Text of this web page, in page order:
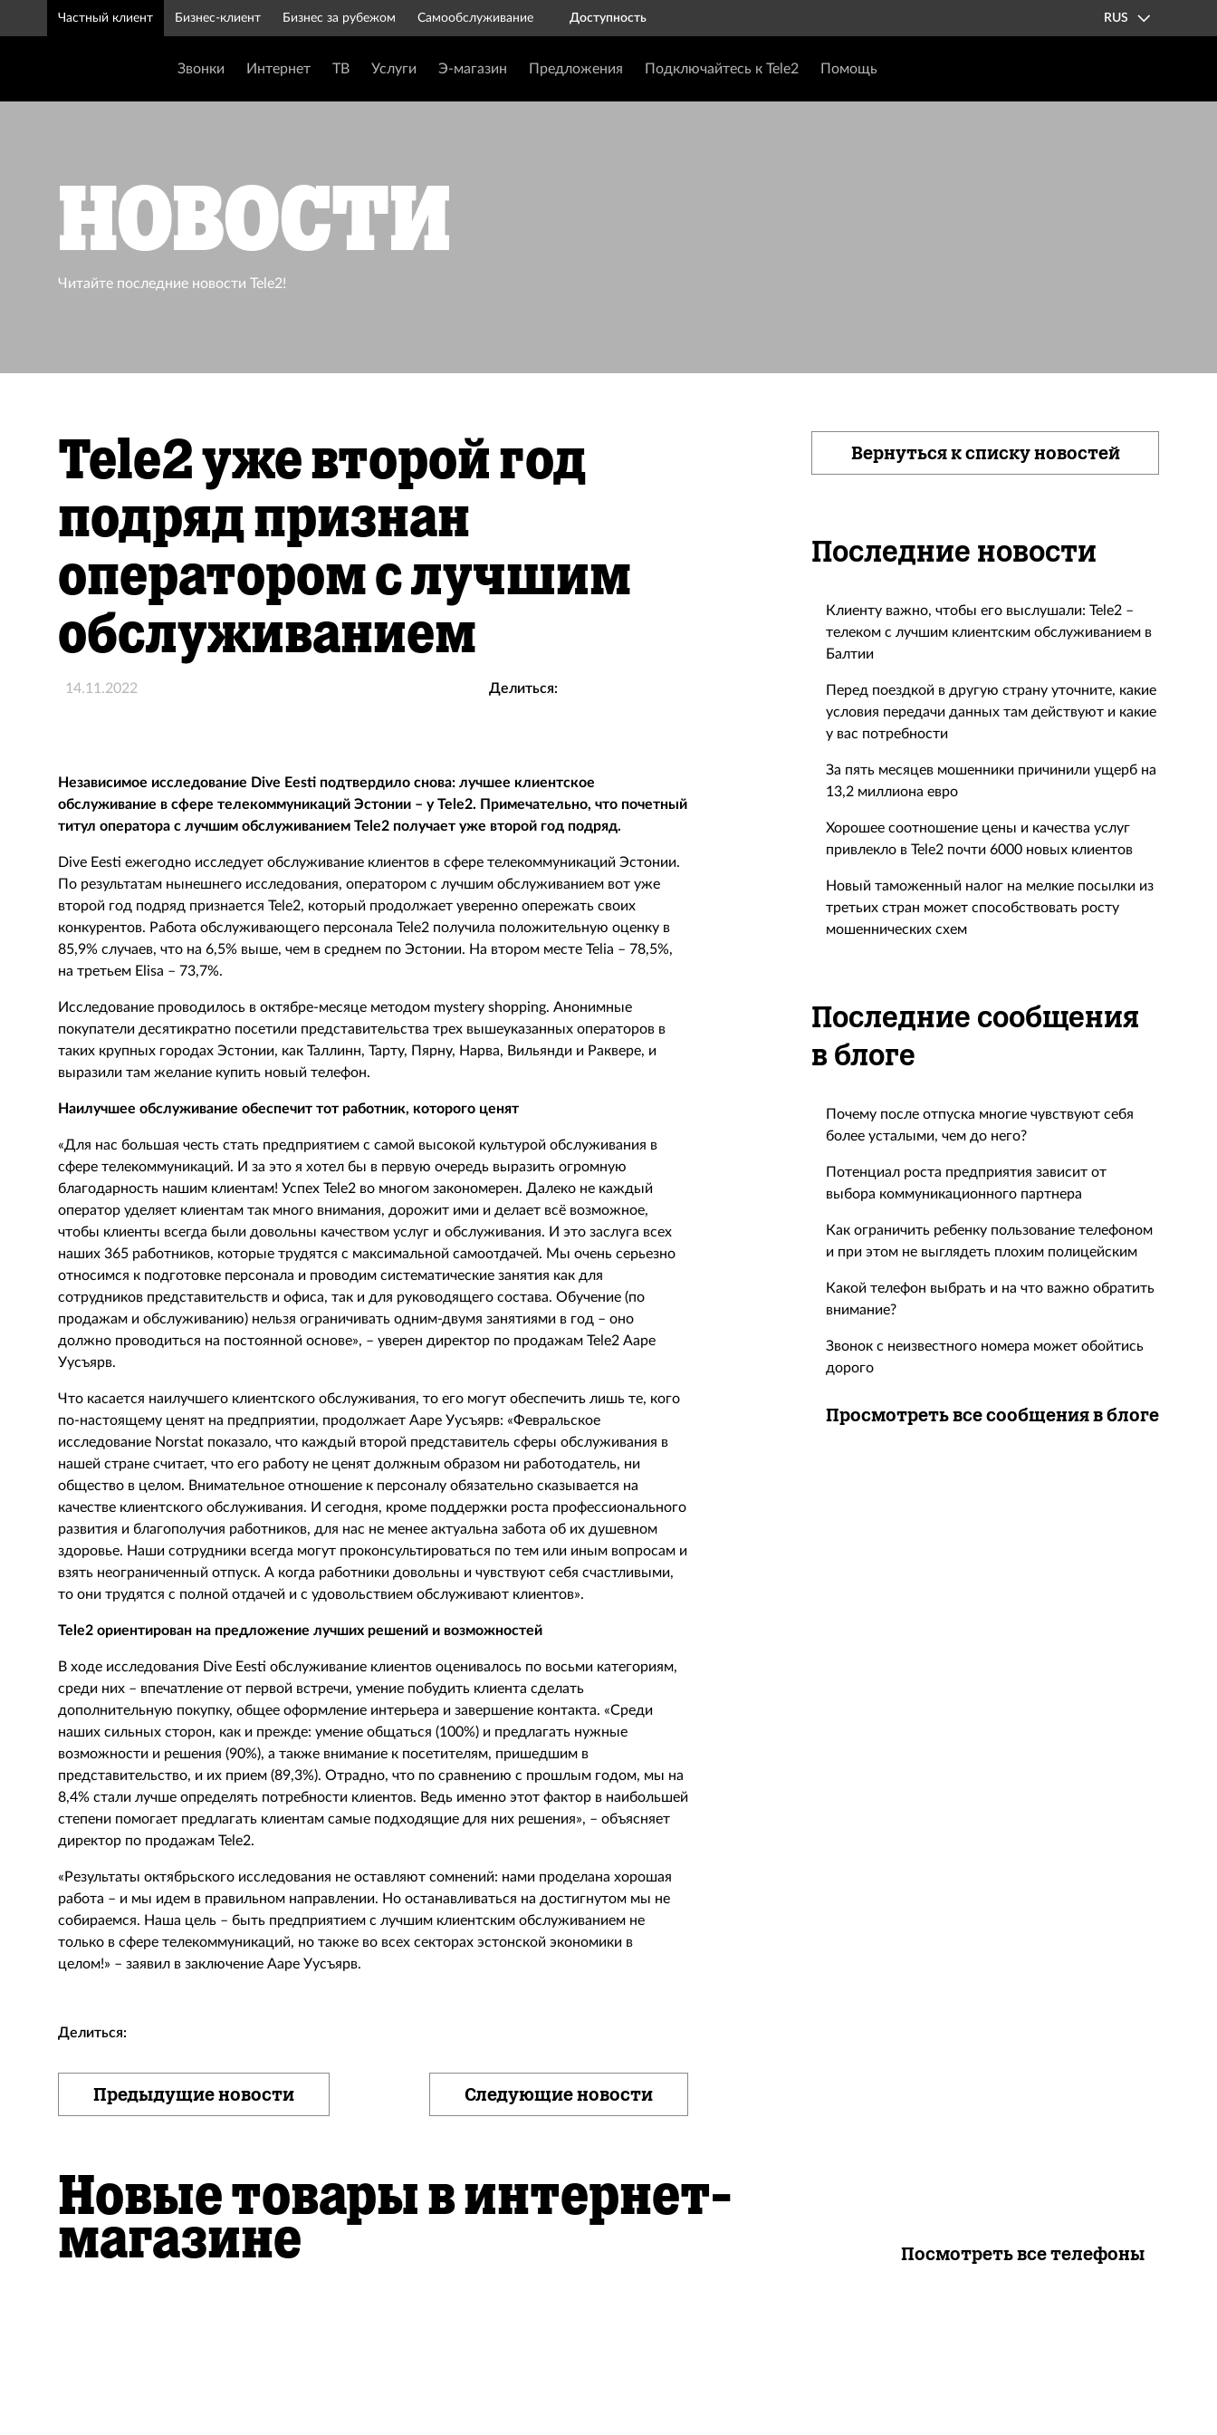
Частный клиент Бизнес-клиент Бизнес за рубежом Самообслуживание Доступность RUS
Звонки Интернет ТВ Услуги Э-магазин Предложения Подключайтесь к Tele2 Помощь
Новости
Читайте последние новости Tele2!
Tele2 уже второй год
подряд признан
оператором с лучшим
обслуживанием
14.11.2022 Делиться:
Независимое исследование Dive Eesti подтвердило снова: лучшее клиентское
обслуживание в сфере телекоммуникаций Эстонии – у Tele2. Примечательно, что почетный
титул оператора с лучшим обслуживанием Tele2 получает уже второй год подряд.
Dive Eesti ежегодно исследует обслуживание клиентов в сфере телекоммуникаций Эстонии.
По результатам нынешнего исследования, оператором с лучшим обслуживанием вот уже
второй год подряд признается Tele2, который продолжает уверенно опережать своих
конкурентов. Работа обслуживающего персонала Tele2 получила положительную оценку в
85,9% случаев, что на 6,5% выше, чем в среднем по Эстонии. На втором месте Telia – 78,5%,
на третьем Elisa – 73,7%.
Исследование проводилось в октябре-месяце методом mystery shopping. Анонимные
покупатели десятикратно посетили представительства трех вышеуказанных операторов в
таких крупных городах Эстонии, как Таллинн, Тарту, Пярну, Нарва, Вильянди и Раквере, и
выразили там желание купить новый телефон.
Наилучшее обслуживание обеспечит тот работник, которого ценят
«Для нас большая честь стать предприятием с самой высокой культурой обслуживания в
сфере телекоммуникаций. И за это я хотел бы в первую очередь выразить огромную
благодарность нашим клиентам! Успех Tele2 во многом закономерен. Далеко не каждый
оператор уделяет клиентам так много внимания, дорожит ими и делает всё возможное,
чтобы клиенты всегда были довольны качеством услуг и обслуживания. И это заслуга всех
наших 365 работников, которые трудятся с максимальной самоотдачей. Мы очень серьезно
относимся к подготовке персонала и проводим систематические занятия как для
сотрудников представительств и офиса, так и для руководящего состава. Обучение (по
продажам и обслуживанию) нельзя ограничивать одним-двумя занятиями в год – оно
должно проводиться на постоянной основе», – уверен директор по продажам Tele2 Ааре
Уусъярв.
Что касается наилучшего клиентского обслуживания, то его могут обеспечить лишь те, кого
по-настоящему ценят на предприятии, продолжает Ааре Уусъярв: «Февральское
исследование Norstat показало, что каждый второй представитель сферы обслуживания в
нашей стране считает, что его работу не ценят должным образом ни работодатель, ни
общество в целом. Внимательное отношение к персоналу обязательно сказывается на
качестве клиентского обслуживания. И сегодня, кроме поддержки роста профессионального
развития и благополучия работников, для нас не менее актуальна забота об их душевном
здоровье. Наши сотрудники всегда могут проконсультироваться по тем или иным вопросам и
взять неограниченный отпуск. А когда работники довольны и чувствуют себя счастливыми,
то они трудятся с полной отдачей и с удовольствием обслуживают клиентов».
Tele2 ориентирован на предложение лучших решений и возможностей
В ходе исследования Dive Eesti обслуживание клиентов оценивалось по восьми категориям,
среди них – впечатление от первой встречи, умение побудить клиента сделать
дополнительную покупку, общее оформление интерьера и завершение контакта. «Среди
наших сильных сторон, как и прежде: умение общаться (100%) и предлагать нужные
возможности и решения (90%), а также внимание к посетителям, пришедшим в
представительство, и их прием (89,3%). Отрадно, что по сравнению с прошлым годом, мы на
8,4% стали лучше определять потребности клиентов. Ведь именно этот фактор в наибольшей
степени помогает предлагать клиентам самые подходящие для них решения», – объясняет
директор по продажам Tele2.
«Результаты октябрьского исследования не оставляют сомнений: нами проделана хорошая
работа – и мы идем в правильном направлении. Но останавливаться на достигнутом мы не
собираемся. Наша цель – быть предприятием с лучшим клиентским обслуживанием не
только в сфере телекоммуникаций, но также во всех секторах эстонской экономики в
целом!» – заявил в заключение Ааре Уусъярв.
Делиться:
Предыдущие новости Следующие новости
Вернуться к списку новостей
Последние новости
Клиенту важно, чтобы его выслушали: Tele2 –
телеком с лучшим клиентским обслуживанием в
Балтии
Перед поездкой в другую страну уточните, какие
условия передачи данных там действуют и какие
у вас потребности
За пять месяцев мошенники причинили ущерб на
13,2 миллиона евро
Хорошее соотношение цены и качества услуг
привлекло в Tele2 почти 6000 новых клиентов
Новый таможенный налог на мелкие посылки из
третьих стран может способствовать росту
мошеннических схем
Последние сообщения
в блоге
Почему после отпуска многие чувствуют себя
более усталыми, чем до него?
Потенциал роста предприятия зависит от
выбора коммуникационного партнера
Как ограничить ребенку пользование телефоном
и при этом не выглядеть плохим полицейским
Какой телефон выбрать и на что важно обратить
внимание?
Звонок с неизвестного номера может обойтись
дорого
Просмотреть все сообщения в блоге
Новые товары в интернет-
магазине Посмотреть все телефоны